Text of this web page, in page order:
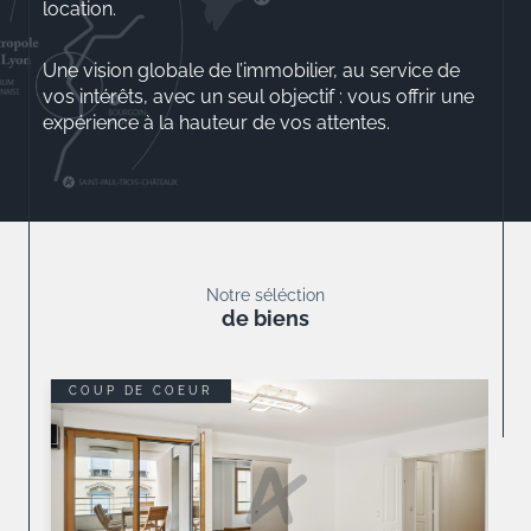
location.
Une vision globale de l’immobilier, au service de
vos intérêts, avec un seul objectif : vous offrir une
expérience à la hauteur de vos attentes.
Notre séléction
de biens
COUP DE COEUR